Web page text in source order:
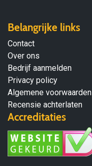
Belangrijke links
Contact
Over ons
Bedrijf aanmelden
Privacy policy
Algemene voorwaarden
Recensie achterlaten
Accreditaties